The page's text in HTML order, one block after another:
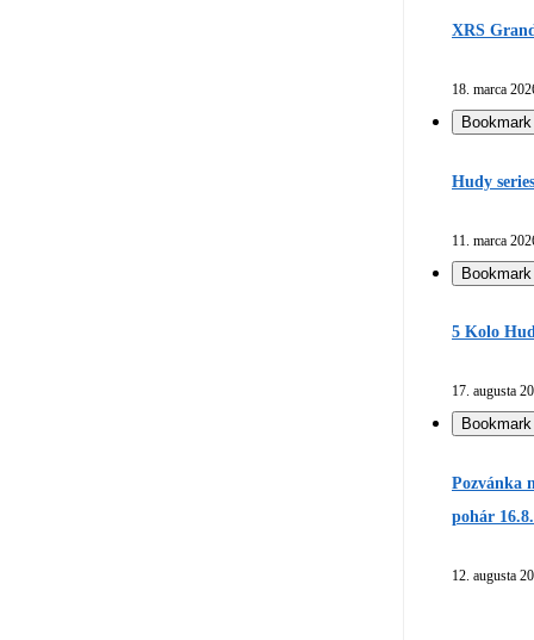
XRS
18. marca
Bookmark
Hudy
11. marca
Bookmark
5 Kolo
17. augusta
Bookmark
Pozvánka
pohár
12. augusta